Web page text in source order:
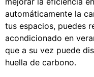
automáticamente la
tus espacios, puedes
acondicionado en
que a su vez puede
huella de carbono.